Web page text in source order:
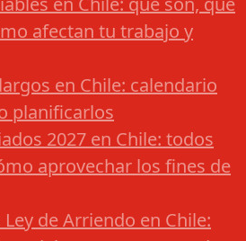
afectan tu trabajo y
en Chile: calendario
planificarlos
2027 en Chile: todos
aprovechar los fines de
de Arriendo en Chile: